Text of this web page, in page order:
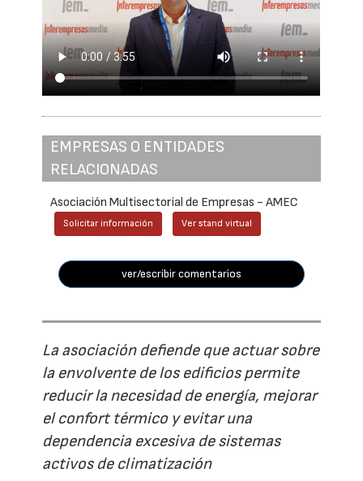
EMPRESAS O ENTIDADES
RELACIONADAS
Asociación Multisectorial de Empresas - AMEC
Solicitar información Ver stand virtual
ver/escribir comentarios
La asociación defiende que actuar sobre
la envolvente de los edificios permite
reducir la necesidad de energía, mejorar
el confort térmico y evitar una
dependencia excesiva de sistemas
activos de climatización